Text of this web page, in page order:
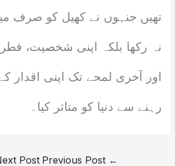
تھیں جنہوں نے کھیل کو صرف
نہ رکھا بلکہ اپنی شخصیت،
اور آخری لمحے تک اپنی اقدار
رہنے سے دنیا کو متاثر کیا۔
←
Post